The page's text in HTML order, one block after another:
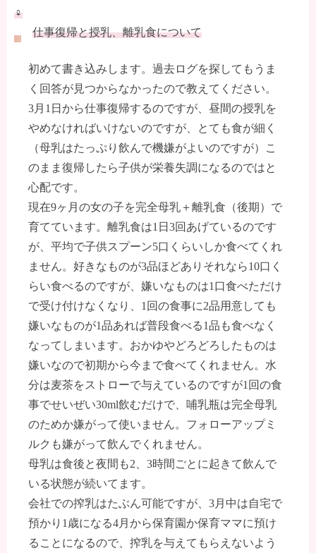
♀
仕事復帰と授乳、離乳食について
初めて書き込みします。過去ログを探してもうま
く回答が見つからなかったので教えてください。
3月1日から仕事復帰するのですが、昼間の授乳を
やめなければいけないのですが、とても食が細く
（母乳はたっぷり飲んで機嫌がよいのですが）こ
のまま復帰したら子供が栄養失調になるのではと
心配です。
現在9ヶ月の女の子を完全母乳＋離乳食（後期）で
育てています。離乳食は1日3回あげているのです
が、平均で子供スプーン5口くらいしか食べてくれ
ません。好きなものが3品ほどありそれなら10口く
らい食べるのですが、嫌いなものは1口食べただけ
で受け付けなくなり、1回の食事に2品用意しても
嫌いなものが1品あれば普段食べる1品も食べなく
なってしまいます。おかゆやどろどろしたものは
嫌いなので初期から今まで食べてくれません。水
分は麦茶をストローで与えているのですが1回の食
事でせいぜい30ml飲むだけで、哺乳瓶は完全母乳
のためか嫌がって使いません。フォローアップミ
ルクも嫌がって飲んでくれません。
母乳は食後と夜間も2、3時間ごとに起きて飲んで
いる状態が続いてます。
会社での搾乳はたぶん可能ですが、3月中は自宅で
預かり1歳になる4月から保育園か保育ママに預け
ることになるので、搾乳を与えてもらえないよう